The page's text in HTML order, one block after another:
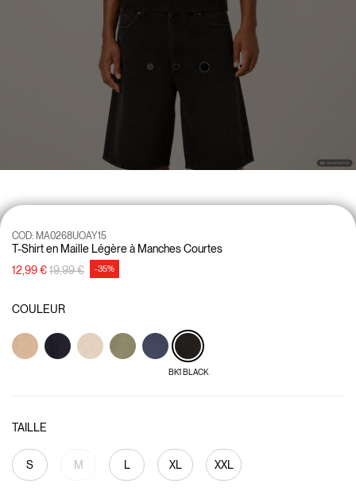
T-Shirt en Maille Légère à Manches Courtes
COD: MA0268UOAY15
12,99 €Prix réduit de
19,99 €à -35%
COULEUR
BK1 BLACK
TAILLE
S M L XL XXL